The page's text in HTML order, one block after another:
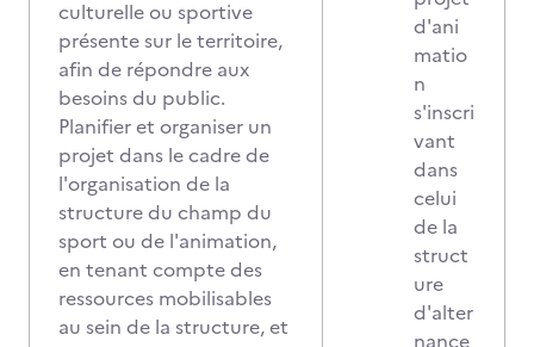
culturelle ou sportive
présente sur le territoire,
afin de répondre aux
besoins du public.
Planifier et organiser un
projet dans le cadre de
l'organisation de la
structure du champ du
sport ou de l'animation,
en tenant compte des
ressources mobilisables
au sein de la structure, et
d'ani
matio
n
s'inscri
vant
dans
celui
de la
struct
ure
d'alter
nance